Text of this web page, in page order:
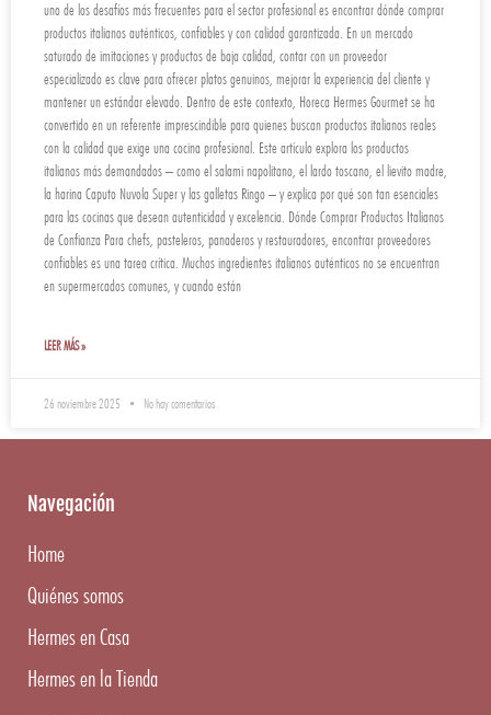
uno de los desafíos más frecuentes para el sector profesional es encontrar dónde comprar
productos italianos auténticos, confiables y con calidad garantizada. En un mercado
saturado de imitaciones y productos de baja calidad, contar con un proveedor
especializado es clave para ofrecer platos genuinos, mejorar la experiencia del cliente y
mantener un estándar elevado. Dentro de este contexto, Horeca Hermes Gourmet se ha
convertido en un referente imprescindible para quienes buscan productos italianos reales
con la calidad que exige una cocina profesional. Este artículo explora los productos
italianos más demandados – como el salami napolitano, el lardo toscano, el lievito madre,
la harina Caputo Nuvola Super y las galletas Ringo – y explica por qué son tan esenciales
para las cocinas que desean autenticidad y excelencia. Dónde Comprar Productos Italianos
de Confianza Para chefs, pasteleros, panaderos y restauradores, encontrar proveedores
confiables es una tarea crítica. Muchos ingredientes italianos auténticos no se encuentran
en supermercados comunes, y cuando están
LEER MÁS »
26 noviembre 2025 No hay comentarios
Navegación
Home
Quiénes somos
Hermes en Casa
Hermes en la Tienda